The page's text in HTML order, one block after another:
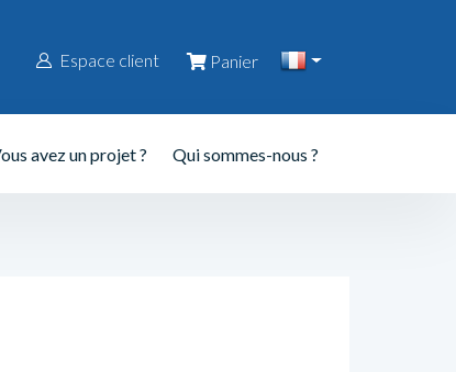
Espace client Panier
Qui sommes-nous ?
avez un projet ?